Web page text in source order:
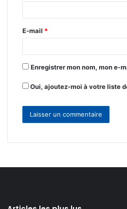
e
*
E-mail *
Enregistrer mon nom, mon e-
Oui, ajoutez-moi à votre liste